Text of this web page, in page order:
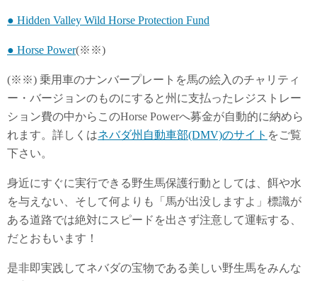
● Hidden Valley Wild Horse Protection Fund
● Horse Power(※※)
(※※) 乗用車のナンバープレートを馬の絵入のチャリティ
ー・バージョンのものにすると州に支払ったレジストレー
ション費の中からこのHorse Powerへ募金が自動的に納めら
れます。詳しくはネバダ州自動車部(DMV)のサイト をご覧
下さい。
身近にすぐに実行できる野生馬保護行動としては、餌や水
を与えない、そして何よりも「馬が出没しますよ」標識が
ある道路では絶対にスピードを出さず注意して運転する、
だとおもいます！
是非即実践してネバダの宝物である美しい野生馬をみんな